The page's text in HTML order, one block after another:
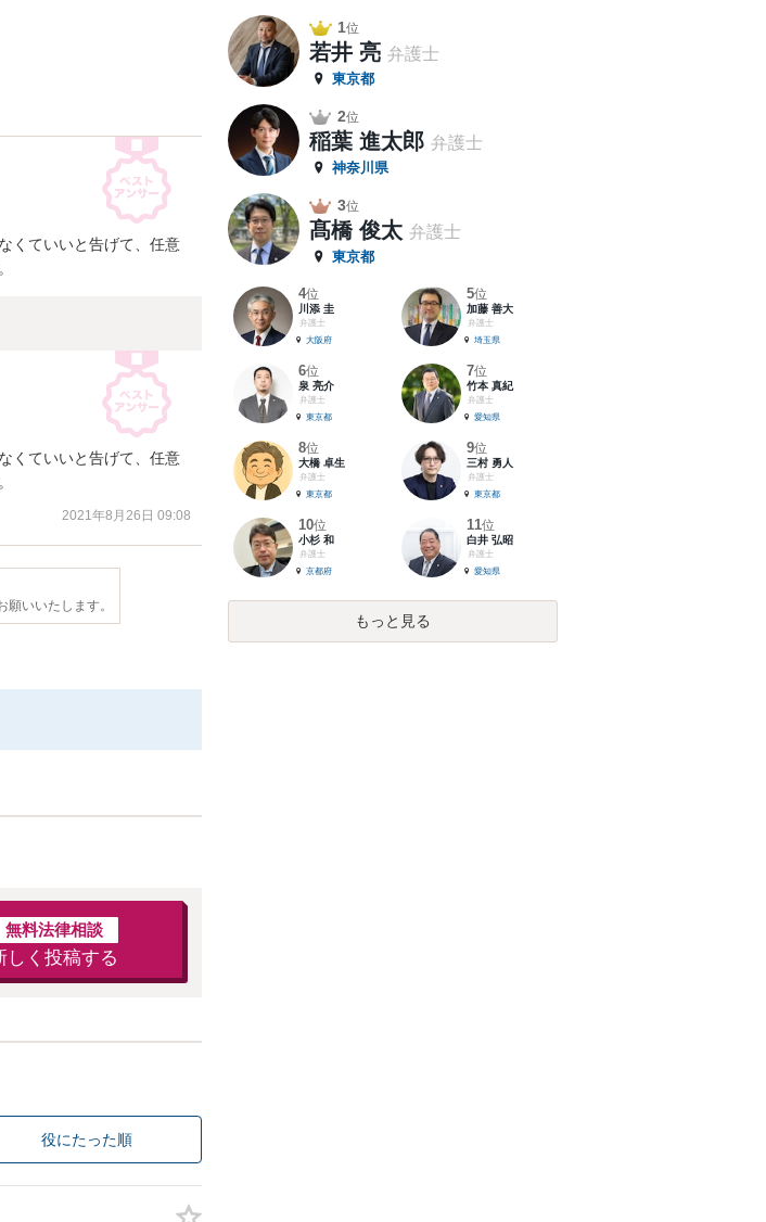
くていいと告げて、任意
くていいと告げて、任意
2021年8月26日 09:08
いいたします。
無料法律相談
しく投稿する
役にたった順
1位
若井 亮 弁護士
東京都
2位
稲葉 進太郎 弁護士
神奈川県
3位
髙橋 俊太 弁護士
東京都
4位
川添 圭
弁護士
大阪府
5位
加藤 善大
弁護士
埼玉県
6位
泉 亮介
弁護士
東京都
7位
竹本 真紀
弁護士
愛知県
8位
大橋 卓生
弁護士
東京都
9位
三村 勇人
弁護士
東京都
10位
小杉 和
弁護士
京都府
11位
白井 弘昭
弁護士
愛知県
もっと見る